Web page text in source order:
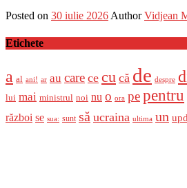
Posted on 30 iulie 2026 Author Vidjean
Etichete
a al ani! ar au care ce cu că de despre
lui mai ministrul noi nu o ora pepentru
război se sua: sunt să ucraina ultima un